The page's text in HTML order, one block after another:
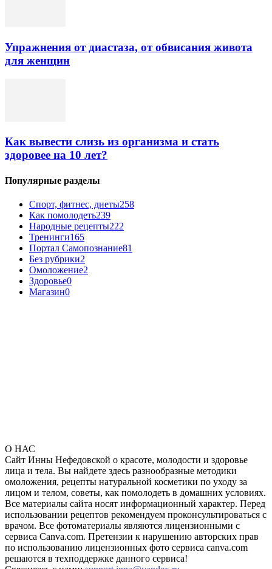
Упражнения от диастаза, от обвисания живота
для женщин
Как вывести слизь из организма и стать
здоровее на 10 лет?
Популярные разделы
Спорт, фитнес, диеты258
Как помолодеть239
Народные рецепты222
Тренинги165
Портал Самопознание81
Без рубрики2
Омоложение2
Здоровье0
Магазин0
О НАС
Сайт Инны Нефедовской о красоте, молодости и здоровье
лица и тела. Вы найдете здесь разнообразные методики
омоложения, рецепты натуральной косметики по уходу за
лицом и телом, советы, как помолодеть в домашних условиях.
Все материалы сайта носят информационный характер. Перед
использовании рецептов рекомендуем проконсультироваться с
врачом. Все фотоматериалы являются лицензионными с
сервиса Canva.com. Претензии к нарушению авторских прав
по использованию лицензионных фото сервиса canva.com
решаются в техподдержке данного сервиса!